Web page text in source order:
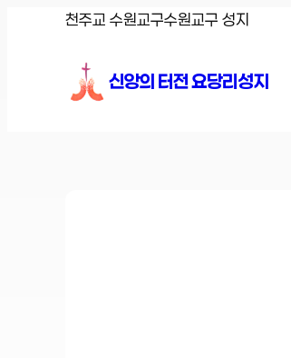
천주교 수원교구수원교구 성지
신앙의 터전 요당리성지